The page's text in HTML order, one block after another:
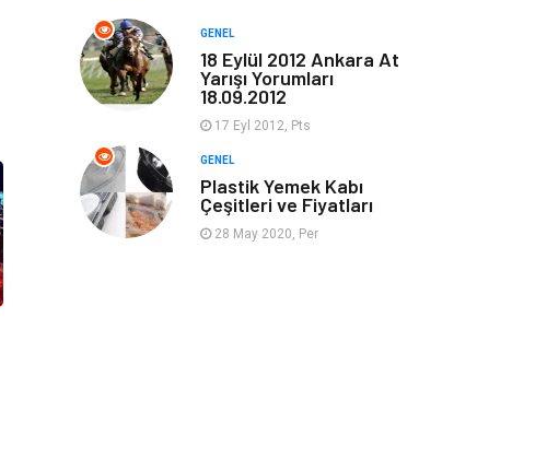
Organizasyon
Hizmet Otomotiv
Bebek Giyim
GENEL
18 Eylül 2012 Ankara At
Yarışı Yorumları
18.09.2012
17 Eyl 2012, Pts
GENEL
Plastik Yemek Kabı
Çeşitleri ve Fiyatları
28 May 2020, Per